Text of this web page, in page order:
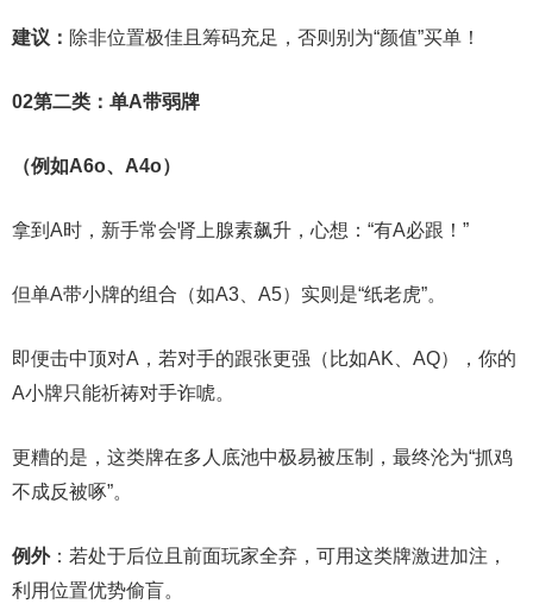
建议： 除非位置极佳且筹码充足，否则别为“颜值”买单！
02第二类：单A带弱牌
（例如A6o、A4o）
拿到A时，新手常会肾上腺素飙升，心想：“有A必跟！”
但单A带小牌的组合（如A3、A5）实则是“纸老虎”。
即便击中顶对A，若对手的跟张更强（比如AK、AQ），你的
A小牌只能祈祷对手诈唬。
更糟的是，这类牌在多人底池中极易被压制，最终沦为“抓鸡
不成反被啄”。
例外：若处于后位且前面玩家全弃，可用这类牌激进加注，
利用位置优势偷盲。